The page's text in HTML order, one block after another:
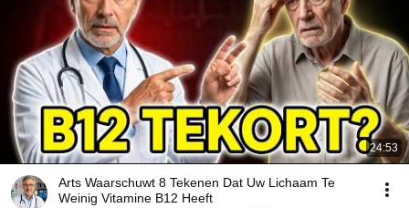
24:53
Arts Waarschuwt 8 Tekenen Dat Uw Lichaam Te
Weinig Vitamine B12 Heeft